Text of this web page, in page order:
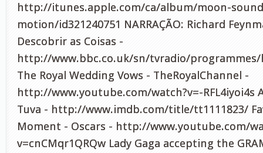
http://itunes.apple.com/ca/album/moon-
motion/id321240751 NARRAÇÃO: Richard
Descobrir as Coisas -
http://www.bbc.co.uk/sn/tvradio/
The Royal Wedding Vows - TheRoyalChannel -
http://www.youtube.com/watch?v=-RFL4iyoi4s
Tuva - http://www.imdb.com/title/tt1111823/
Moment - Oscars - http://www.youtube.com/
v=cnCMqr1QRQw Lady Gaga accepting the